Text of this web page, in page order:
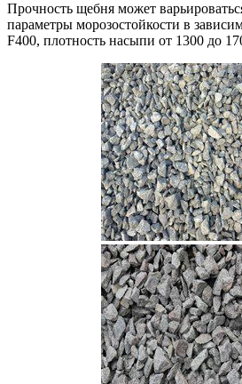
Прочность щебня может
параметры морозостойкости в
F400, плотность насыпи от 1300 до